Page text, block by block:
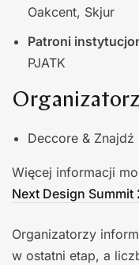
Oakcent, Skjur
Patroni
PJATK
Deccore & Znajdź
Więcej informacji
Next Design Summit
Organizatorzy
w ostatni etap, a